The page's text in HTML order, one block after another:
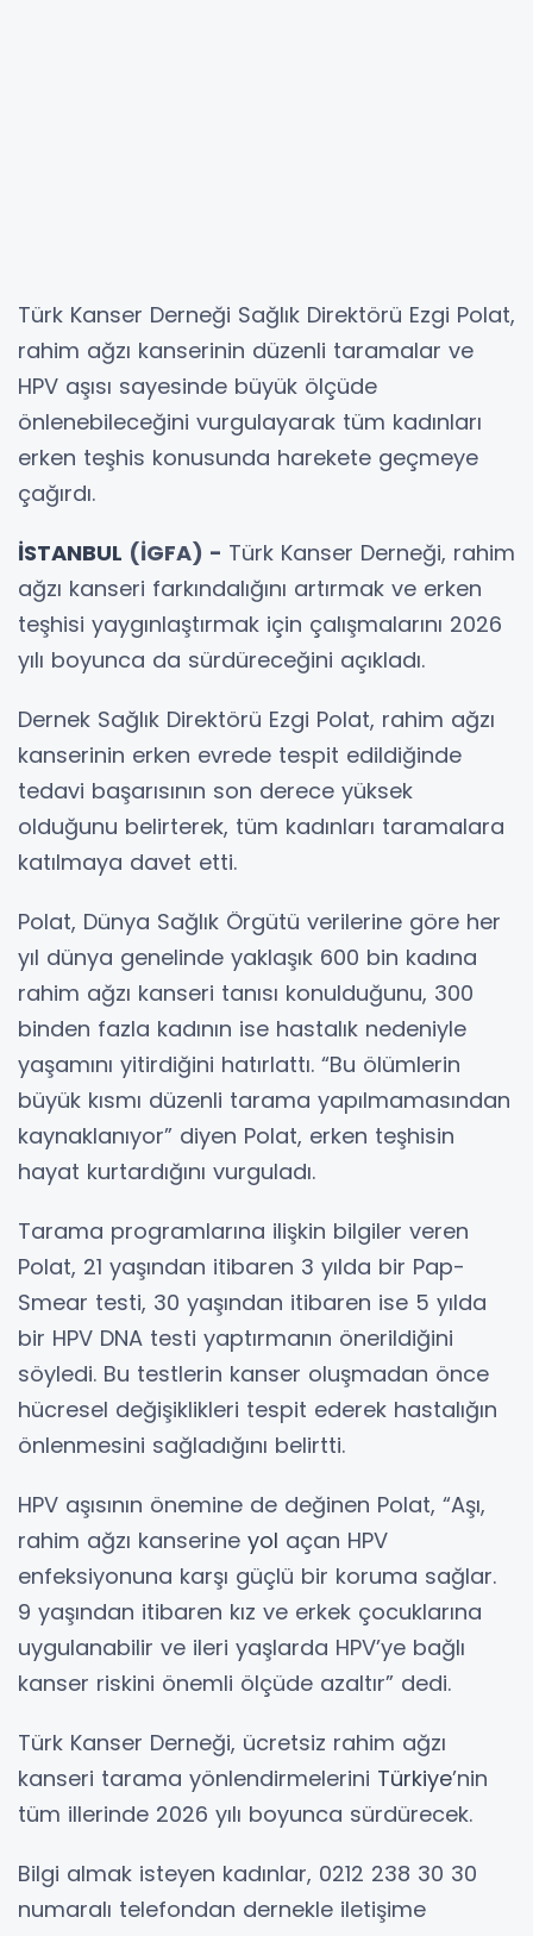
Türk Kanser Derneği Sağlık Direktörü Ezgi Polat,
rahim ağzı kanserinin düzenli taramalar ve
HPV aşısı sayesinde büyük ölçüde
önlenebileceğini vurgulayarak tüm kadınları
erken teşhis konusunda harekete geçmeye
çağırdı.
İSTANBUL (İGFA) - Türk Kanser Derneği, rahim
ağzı kanseri farkındalığını artırmak ve erken
teşhisi yaygınlaştırmak için çalışmalarını 2026
yılı boyunca da sürdüreceğini açıkladı.
Dernek Sağlık Direktörü Ezgi Polat, rahim ağzı
kanserinin erken evrede tespit edildiğinde
tedavi başarısının son derece yüksek
olduğunu belirterek, tüm kadınları taramalara
katılmaya davet etti.
Polat, Dünya Sağlık Örgütü verilerine göre her
yıl dünya genelinde yaklaşık 600 bin kadına
rahim ağzı kanseri tanısı konulduğunu, 300
binden fazla kadının ise hastalık nedeniyle
yaşamını yitirdiğini hatırlattı. “Bu ölümlerin
büyük kısmı düzenli tarama yapılmamasından
kaynaklanıyor” diyen Polat, erken teşhisin
hayat kurtardığını vurguladı.
Tarama programlarına ilişkin bilgiler veren
Polat, 21 yaşından itibaren 3 yılda bir Pap-
Smear testi, 30 yaşından itibaren ise 5 yılda
bir HPV DNA testi yaptırmanın önerildiğini
söyledi. Bu testlerin kanser oluşmadan önce
hücresel değişiklikleri tespit ederek hastalığın
önlenmesini sağladığını belirtti.
HPV aşısının önemine de değinen Polat, “Aşı,
rahim ağzı kanserine yol açan HPV
enfeksiyonuna karşı güçlü bir koruma sağlar.
9 yaşından itibaren kız ve erkek çocuklarına
uygulanabilir ve ileri yaşlarda HPV’ye bağlı
kanser riskini önemli ölçüde azaltır” dedi.
Türk Kanser Derneği, ücretsiz rahim ağzı
kanseri tarama yönlendirmelerini Türkiye’nin
tüm illerinde 2026 yılı boyunca sürdürecek.
Bilgi almak isteyen kadınlar, 0212 238 30 30
numaralı telefondan dernekle iletişime